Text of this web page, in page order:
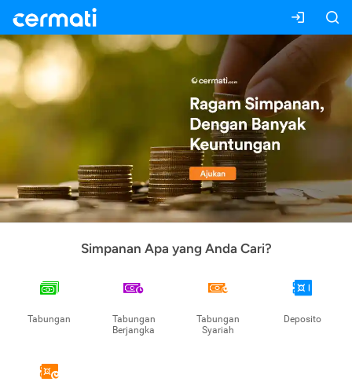
Simpanan Apa yang Anda Cari?
Tabungan
Tabungan
Berjangka
Tabungan
Syariah
Deposito